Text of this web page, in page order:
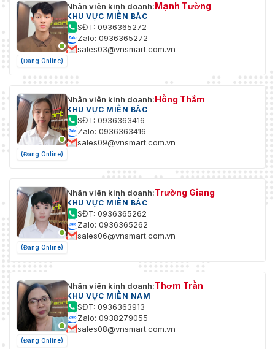
(Đang Online)
Nhân viên kinh doanh:Mạnh Tường
KHU VỰC MIỀN BẮC
SĐT: 0936365272
Zalo: 0936365272
sales03@vnsmart.com.vn
(Đang Online)
Nhân viên kinh doanh:Hồng Thắm
KHU VỰC MIỀN BẮC
SĐT: 0936363416
Zalo: 0936363416
sales09@vnsmart.com.vn
(Đang Online)
Nhân viên kinh doanh:Trường Giang
KHU VỰC MIỀN BẮC
SĐT: 0936365262
Zalo: 0936365262
sales06@vnsmart.com.vn
(Đang Online)
Nhân viên kinh doanh:Thơm Trần
KHU VỰC MIỀN NAM
SĐT: 0936363913
Zalo: 0938279055
sales08@vnsmart.com.vn